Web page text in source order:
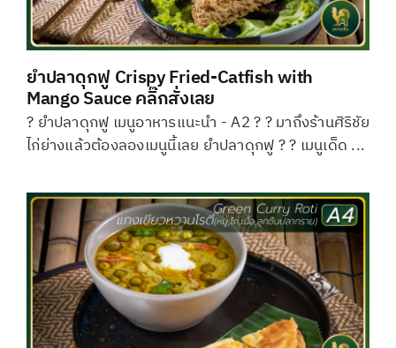
ยำปลาดุกฟู Crispy Fried-Catfish with
Mango Sauce คลิ๊กสั่งเลย
? ยำปลาดุกฟู เมนูอาหารแนะนำ - A2 ? ? มาถึงร้านศิริชัย
ไก่ย่างแล้วต้องลองเมนูนี้เลย ยำปลาดุกฟู ? ? เมนูเด็ด ...